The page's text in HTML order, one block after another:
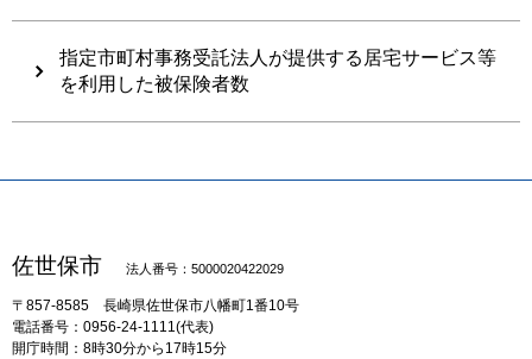
指定市町村事務受託法人が提供する居宅サービス等
を利用した被保険者数
佐世保市 法人番号：5000020422029
〒857-8585 長崎県佐世保市八幡町1番10号
電話番号：0956-24-1111(代表)
開庁時間：8時30分から17時15分